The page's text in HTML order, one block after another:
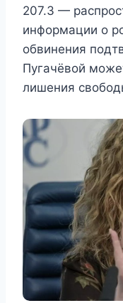
207.3 —
инфopмации о
обвинения
Пугачёвой
лишения